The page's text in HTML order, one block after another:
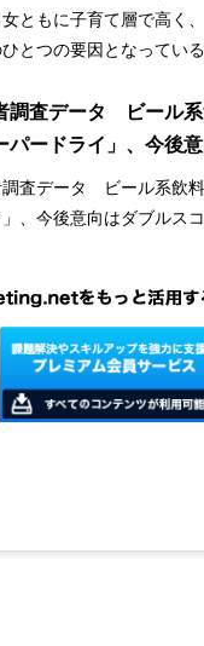
ともに子育て層で高く
とつの要因となっている
調査データ ビール
パードライ」、今後
査データ ビール系飲
」、今後意向はダブルス